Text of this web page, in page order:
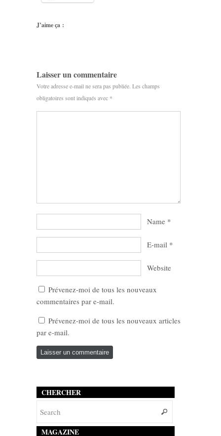
J’aime ça :
Laisser un commentaire
Votre adresse e-mail ne sera pas publiée. Les champs
obligatoires sont indiqués avec *
Name *
E-mail *
Website
Prévenez-moi de tous les nouveaux
commentaires par e-mail.
Prévenez-moi de tous les nouveaux articles
par e-mail.
CHERCHER
MAGAZINE